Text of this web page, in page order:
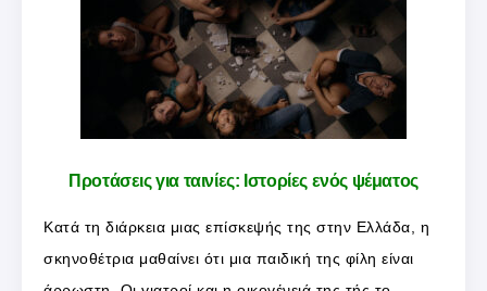
Προτάσεις για ταινίες: Ιστορίες ενός ψέματος
Κατά τη διάρκεια μιας επίσκεψής της στην Ελλάδα, η
σκηνοθέτρια μαθαίνει ότι μια παιδική της φίλη είναι